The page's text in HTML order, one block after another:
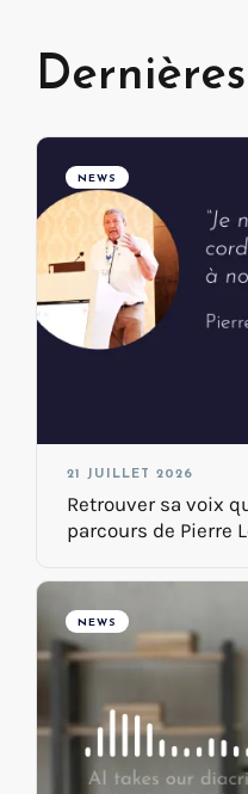
NEWS
21 JUILLET 2026
Retrouver sa voix
parcours de Pierre
NEWS